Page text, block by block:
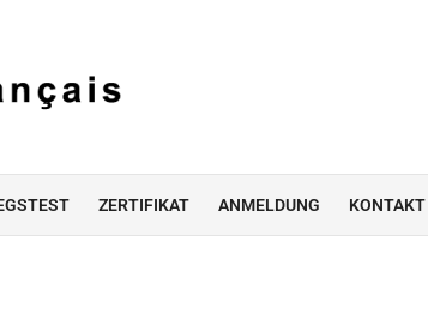
ZERTIFIKAT ANMELDUNG KONTAKT